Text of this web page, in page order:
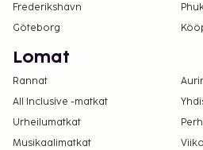
Frederikshavn
Göteborg
Lomat
Rannat
All Inclusive -matkat
Urheilumatkat
Musikaalimatkat